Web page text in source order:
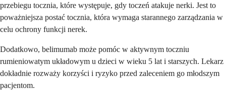
przebiegu tocznia, które występuje, gdy toczeń atakuje nerki. Jest to
poważniejsza postać tocznia, która wymaga starannego zarządzania w
celu ochrony funkcji nerek.
Dodatkowo, belimumab może pomóc w aktywnym toczniu
rumieniowatym układowym u dzieci w wieku 5 lat i starszych. Lekarz
dokładnie rozważy korzyści i ryzyko przed zaleceniem go młodszym
pacjentom.